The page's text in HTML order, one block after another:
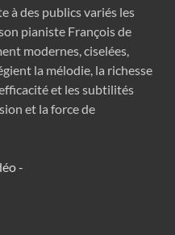
à des publics variés les
pianiste François de
modernes, ciselées,
la mélodie, la richesse
et les subtilités
et la force de
-